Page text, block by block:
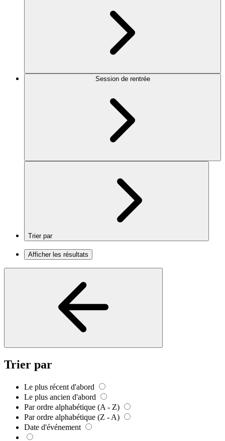
Session de rentrée
Trier par
Afficher les résultats
Trier par
Le plus récent d'abord
Le plus ancien d'abord
Par ordre alphabétique (A - Z)
Par ordre alphabétique (Z - A)
Date d'événement